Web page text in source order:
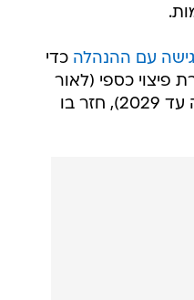
עם ההנהלה כדי
פיצוי כספי (לאור
העובדה כי הוא מחזיק בחוזה עד 2029), חזר בו